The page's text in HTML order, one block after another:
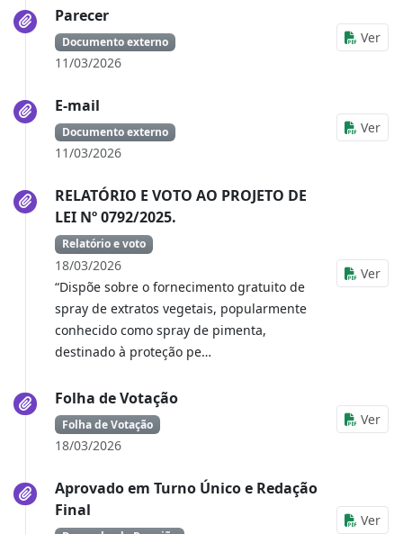
Parecer
Documento externo
11/03/2026
Ver
E-mail
Documento externo
11/03/2026
Ver
RELATÓRIO E VOTO AO PROJETO DE
LEI Nº 0792/2025.
Relatório e voto
18/03/2026
“Dispõe sobre o fornecimento gratuito de
spray de extratos vegetais, popularmente
conhecido como spray de pimenta,
destinado à proteção pe…
Ver
Folha de Votação
Folha de Votação
18/03/2026
Ver
Aprovado em Turno Único e Redação
Final
Ver